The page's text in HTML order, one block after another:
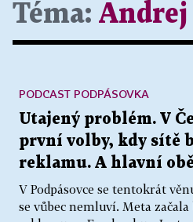
Téma: Andrej
Utajený problém. V
první volby, kdy sítě
reklamu. A hlavní
V Podpásovce se tentokrát
se vůbec nemluví. Meta
PODCAST PODPÁSOVKA